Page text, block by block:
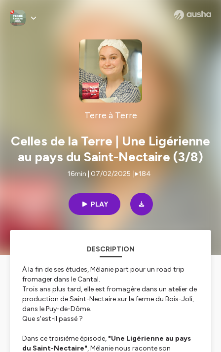
Terre à Terre
Celles de la Terre | Une Ligérienne
au pays du Saint-Nectaire (3/8)
16min | 07/02/2025 184
PLAY
DESCRIPTION
À la fin de ses études, Mélanie part pour un road trip
fromager dans le Cantal.
Trois ans plus tard, elle est fromagère dans un atelier de
production de Saint-Nectaire sur la ferme du Bois-Joli,
dans le Puy-de-Dôme.
Que s'est-il passé ?
Dans ce troisième épisode, "Une Ligérienne au pays
du Saint-Nectaire", Mélanie nous raconte son